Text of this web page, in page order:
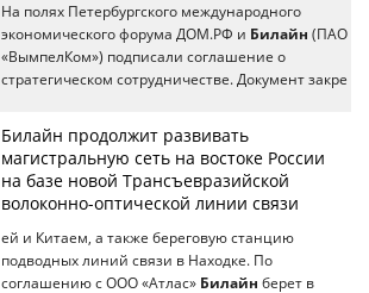
На полях Петербургского международного
экономического форума ДОМ.РФ и Билайн (ПАО
«ВымпелКом») подписали соглашение о
стратегическом сотрудничестве. Документ закре
Билайн продолжит развивать
магистральную сеть на востоке России
на базе новой Трансъевразийской
волоконно-оптической линии связи
ей и Китаем, а также береговую станцию
подводных линий связи в Находке. По
соглашению с ООО «Атлас» Билайн берет в